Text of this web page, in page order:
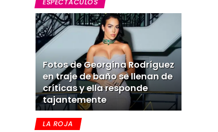
ESPECTACULOS
Fotos de Georgina Rodríguez
en traje de baño se llenan de
críticas y ella responde
tajantemente
LA ROJA